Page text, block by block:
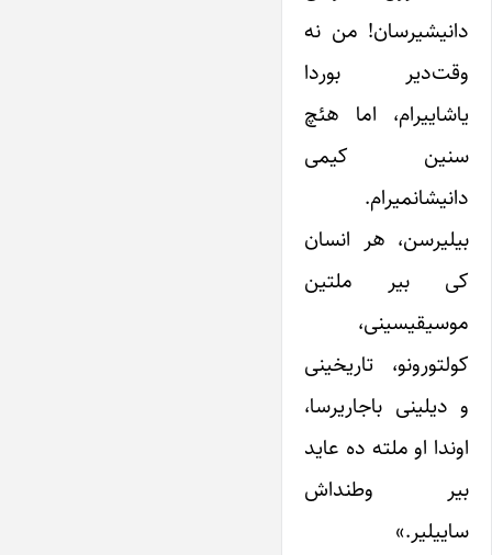
دانیشیرسان! من نه
وقت‌دیر بوردا
یاشاییرام، اما هئچ
سنین کیمی
دانیشانمیرام.
بیلیرسن، هر انسان
کی بیر ملتین
موسیقیسینی،
کولتورونو، تاریخینی
و دیلینی باجاریرسا،
اوندا او ملته ده عاید
بیر وطنداش
ساییلیر.»